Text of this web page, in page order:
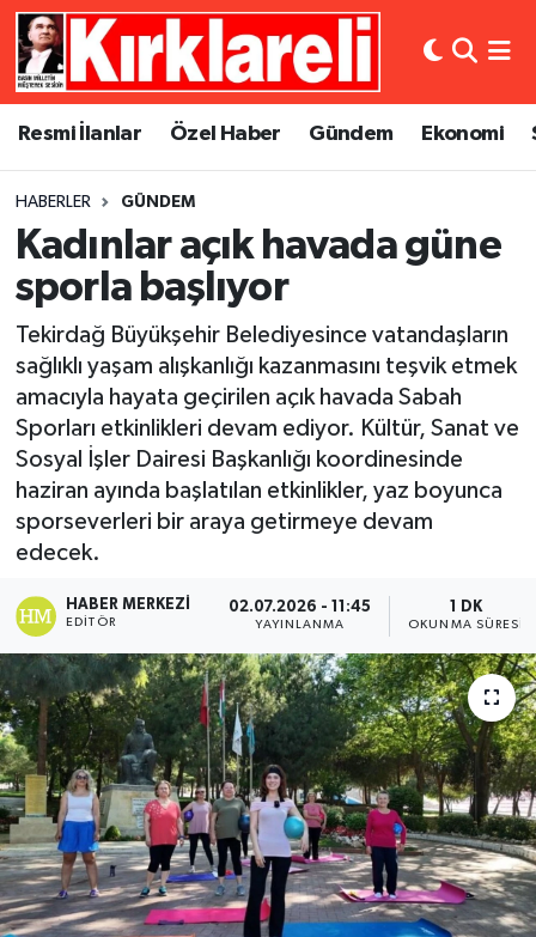
Resmi İlanlar Özel Haber Gündem Ekonomi
HABERLER GÜNDEM
Kadınlar açık havada güne
sporla başlıyor
Tekirdağ Büyükşehir Belediyesince vatandaşların
sağlıklı yaşam alışkanlığı kazanmasını teşvik etmek
amacıyla hayata geçirilen açık havada Sabah
Sporları etkinlikleri devam ediyor. Kültür, Sanat ve
Sosyal İşler Dairesi Başkanlığı koordinesinde
haziran ayında başlatılan etkinlikler, yaz boyunca
sporseverleri bir araya getirmeye devam
edecek.
HABER MERKEZI
EDITÖR
02.07.2026 - 11:45
YAYINLANMA
1 DK
OKUNMA SÜRESI
Resmi İlanlar
Gündem
Ekonomi
Siyaset
Spor
Asayiş
Dünya
Eğitim
Kültür Sanat
Magazin
Medya
Sağlık
Künye
Gizlilik Sözleşmesi
Merkez Nöbetçi Eczaneler
Merkez Trafik Yoğunluk Haritası
Süper Lig Puan Durumu ve Fikstür
Tüm Manşetler
Son Dakika Haberleri
Haber Arşivi